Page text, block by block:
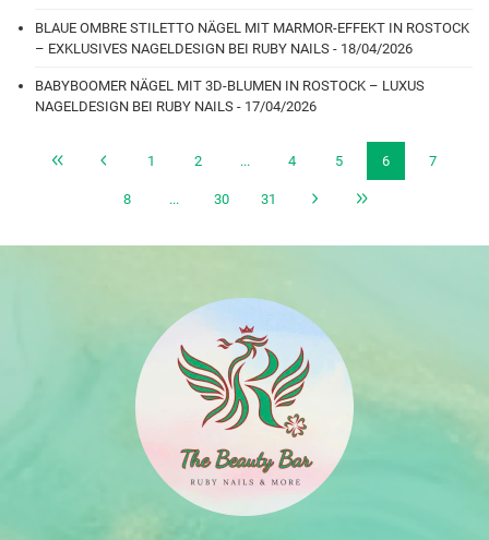
BLAUE OMBRE STILETTO NÄGEL MIT MARMOR-EFFEKT IN ROSTOCK
– EXKLUSIVES NAGELDESIGN BEI RUBY NAILS - 18/04/2026
BABYBOOMER NÄGEL MIT 3D-BLUMEN IN ROSTOCK – LUXUS
NAGELDESIGN BEI RUBY NAILS - 17/04/2026
1 2 ... 4 5 6 7
8 ... 30 31